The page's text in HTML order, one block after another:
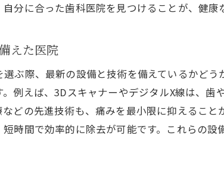
分に合った歯科医院を見つけることが、健
えた医院
ぶ際、最新の設備と技術を備えているかど
例えば、3DスキャナーやデジタルX線は、
どの先進技術も、痛みを最小限に抑えるこ
時間で効率的に除去が可能です。これらの